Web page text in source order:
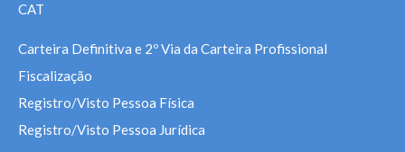
CAT
Carteira Definitiva e 2º Via da Carteira Profissional
Fiscalização
Registro/Visto Pessoa Física
Registro/Visto Pessoa Jurídica